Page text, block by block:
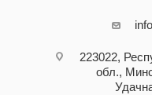
223022,
обл.,